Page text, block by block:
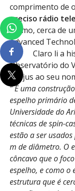
comprimento de
preciso rádio
último, cerca de
Advanced
Claro li a
Observatório do
faz jus ao seu
” É uma
espelho primário
Universidade do
técnicas de spin-
estão a ser
m de diâmetro. O
côncavo que o
espelho, e como o
estrutura que é